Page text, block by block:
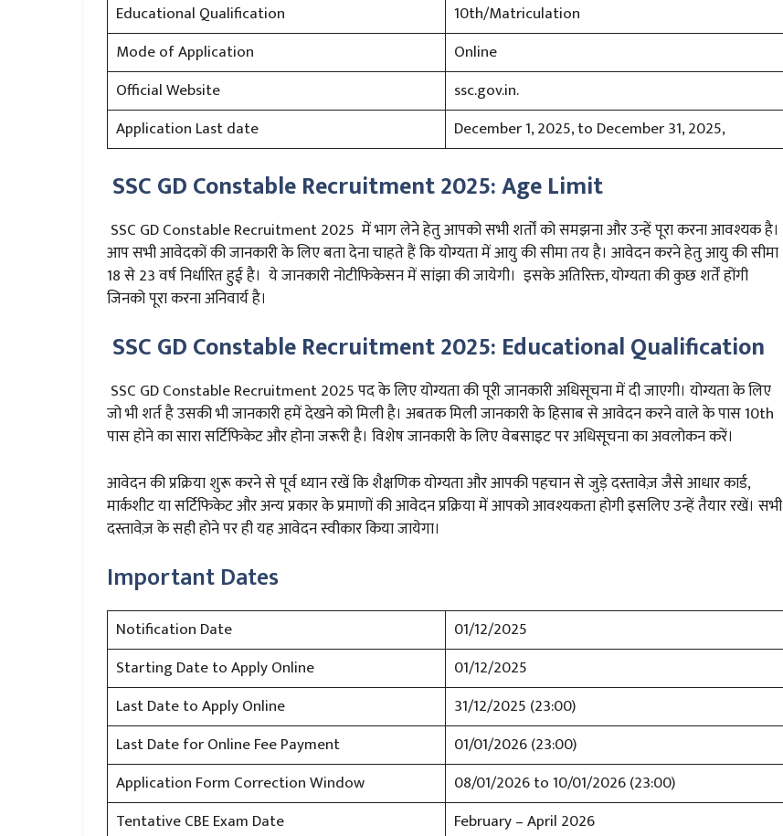
Educational Qualification
10th/Matriculation
Mode of Application
Online
Official Website
ssc.gov.in.
Application Last date
December 1, 2025, to December 31, 2025,
SSC GD Constable Recruitment 2025: Age Limit
SSC GD Constable Recruitment 2025 में भाग लेने हेतु आपको सभी शर्तों को समझना और उन्हें पूरा करना आवश्यक है।
आप सभी आवेदकों की जानकारी के लिए बता देना चाहते हैं कि योग्यता में आयु की सीमा तय है। आवेदन करने हेतु आयु की सीमा
18 से 23 वर्ष निर्धारित हुई है। ये जानकारी नोटीफिकेसन में सांझा की जायेगी। इसके अतिरिक्त, योग्यता की कुछ शर्तें होंगी
जिनको पूरा करना अनिवार्य है।
SSC GD Constable Recruitment 2025: Educational Qualification
SSC GD Constable Recruitment 2025 पद के लिए योग्यता की पूरी जानकारी अधिसूचना में दी जाएगी। योग्यता के लिए
जो भी शर्त है उसकी भी जानकारी हमें देखने को मिली है। अबतक मिली जानकारी के हिसाब से आवेदन करने वाले के पास 10th
पास होने का सारा सर्टिफिकेट और होना जरूरी है। विशेष जानकारी के लिए वेबसाइट पर अधिसूचना का अवलोकन करें।
आवेदन की प्रक्रिया शुरू करने से पूर्व ध्यान रखें कि शैक्षणिक योग्यता और आपकी पहचान से जुड़े दस्तावेज़ जैसे आधार कार्ड,
मार्कशीट या सर्टिफिकेट और अन्य प्रकार के प्रमाणों की आवेदन प्रक्रिया में आपको आवश्यकता होगी इसलिए उन्हें तैयार रखें। सभी
दस्तावेज़ के सही होने पर ही यह आवेदन स्वीकार किया जायेगा।
Important Dates
Notification Date
01/12/2025
Starting Date to Apply Online
01/12/2025
Last Date to Apply Online
31/12/2025 (23:00)
Last Date for Online Fee Payment
01/01/2026 (23:00)
Application Form Correction Window
08/01/2026 to 10/01/2026 (23:00)
Tentative CBE Exam Date
February – April 2026